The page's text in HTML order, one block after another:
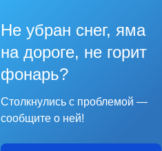
Не убран снег, яма
на дороге, не горит
фонарь?
Столкнулись с проблемой —
сообщите о ней!